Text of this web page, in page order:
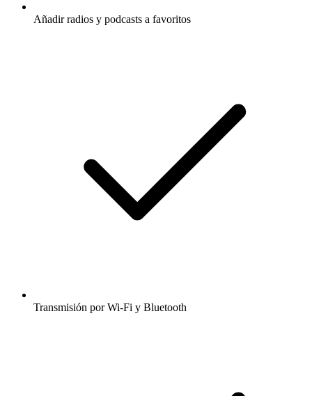
Añadir radios y podcasts a favoritos
Transmisión por Wi-Fi y Bluetooth